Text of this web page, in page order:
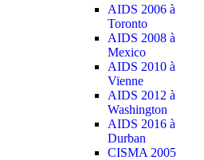
AIDS 2006 à
Toronto
AIDS 2008 à
Mexico
AIDS 2010 à
Vienne
AIDS 2012 à
Washington
AIDS 2016 à
Durban
CISMA 2005